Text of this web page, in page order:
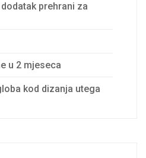
prehrani za
u 2 mjeseca
kod dizanja utega